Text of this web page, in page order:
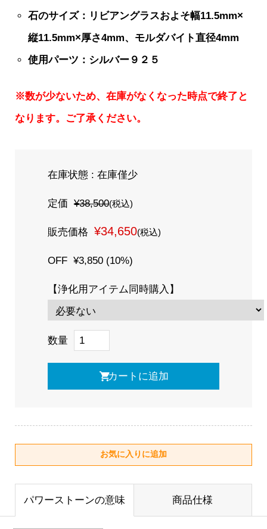
石のサイズ：リビアングラスおよそ幅11.5mm×
縦11.5mm×厚さ4mm、モルダバイト直径4mm
使用パーツ：シルバー９２５
※数が少ないため、在庫がなくなった時点で終了と
なります。ご了承ください。
在庫状態 : 在庫僅少
定価¥38,500(税込)
販売価格 ¥34,650(税込)
OFF ¥3,850 (10%)
【浄化用アイテム同時購入】
数量
パワーストーンの意味 商品仕様